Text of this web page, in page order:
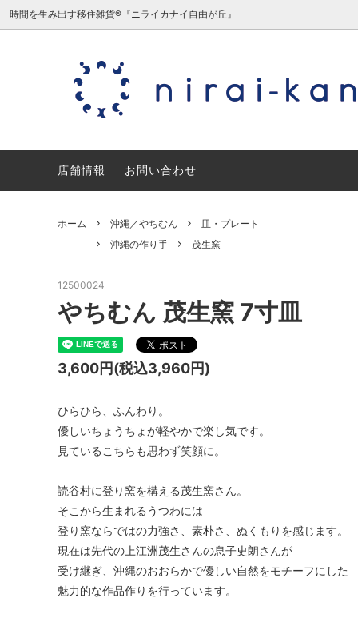
時間を生み出す移住雑貨®『ニライカナイ自由が丘』
沖縄／やちむん
ミニチュア/夏原由記子（旧三毛猫食
堂）
宮城／
沖縄の作り手
店舗情報 お問い合わせ
ホーム 沖縄／やちむん
皿・プレート
沖縄の作り手
茂生窯
12500024
やちむん 茂生窯 7寸皿
3,600円(税込3,960円)
ひらひら、ふんわり。
優しいちょうちょが軽やかで楽し気です。
見ているこちらも思わず笑顔に。
読谷村に登り窯を構える茂生窯さん。
そこから生まれるうつわには
登り窯ならではの力強さ、素朴さ、ぬくもりを感じます。
現在は先代の上江洲茂生さんの息子史朗さんが
受け継ぎ、沖縄のおおらかで優しい自然をモチーフにした
魅力的な作品作りを行っています。